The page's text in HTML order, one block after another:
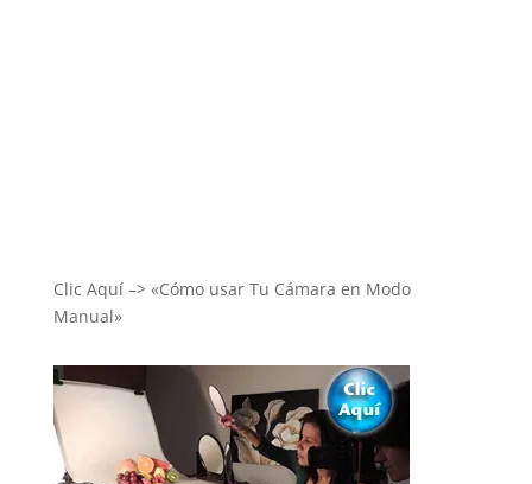
Clic Aquí –> «Cómo usar Tu Cámara en Modo
Manual»